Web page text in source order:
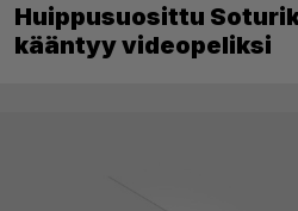
Huippusuosittu
kääntyy videopeliksi